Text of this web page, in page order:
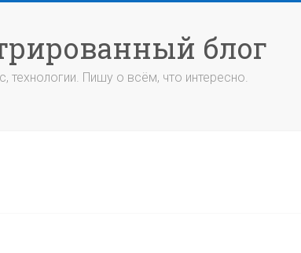
блог
технологии. Пишу о всём, что интересно.